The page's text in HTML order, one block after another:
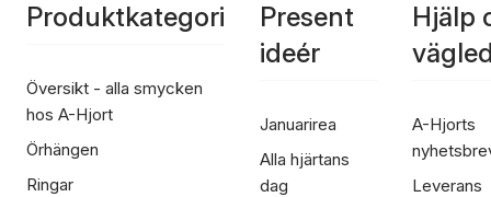
Produktkategori
Översikt - alla smycken
hos A-Hjort
Örhängen
Ringar
Present
ideér
Januarirea
Alla hjärtans
dag
Hjälp
A-Hjorts
Leverans